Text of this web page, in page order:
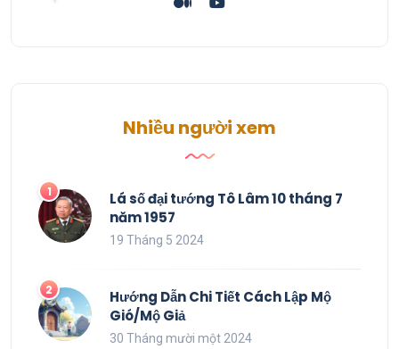
Nhiều người xem
Lá số đại tướng Tô Lâm 10 tháng 7
năm 1957
19 Tháng 5 2024
Hướng Dẫn Chi Tiết Cách Lập Mộ
Gió/Mộ Giả
30 Tháng mười một 2024